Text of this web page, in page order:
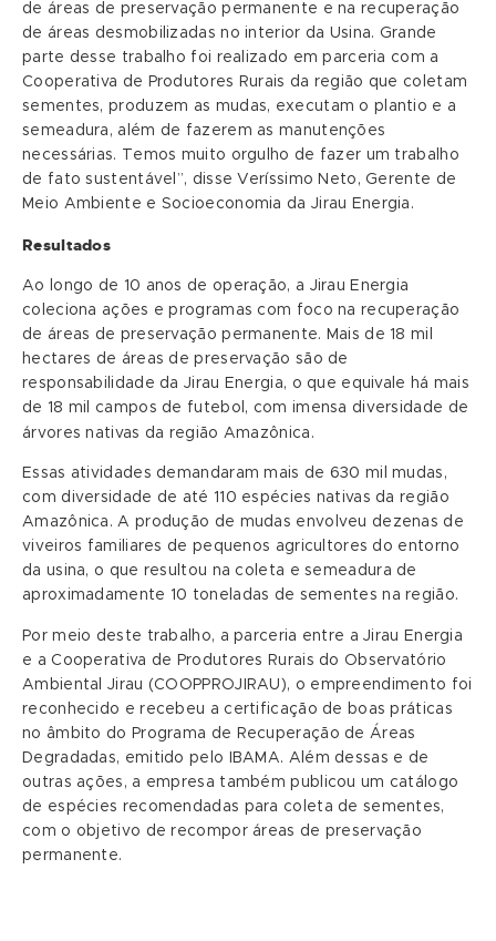
de áreas de preservação permanente e na recuperação
de áreas desmobilizadas no interior da Usina. Grande
parte desse trabalho foi realizado em parceria com a
Cooperativa de Produtores Rurais da região que coletam
sementes, produzem as mudas, executam o plantio e a
semeadura, além de fazerem as manutenções
necessárias. Temos muito orgulho de fazer um trabalho
de fato sustentável”, disse Veríssimo Neto, Gerente de
Meio Ambiente e Socioeconomia da Jirau Energia.
Resultados
Ao longo de 10 anos de operação, a Jirau Energia
coleciona ações e programas com foco na recuperação
de áreas de preservação permanente. Mais de 18 mil
hectares de áreas de preservação são de
responsabilidade da Jirau Energia, o que equivale há mais
de 18 mil campos de futebol, com imensa diversidade de
árvores nativas da região Amazônica.
Essas atividades demandaram mais de 630 mil mudas,
com diversidade de até 110 espécies nativas da região
Amazônica. A produção de mudas envolveu dezenas de
viveiros familiares de pequenos agricultores do entorno
da usina, o que resultou na coleta e semeadura de
aproximadamente 10 toneladas de sementes na região.
Por meio deste trabalho, a parceria entre a Jirau Energia
e a Cooperativa de Produtores Rurais do Observatório
Ambiental Jirau (COOPPROJIRAU), o empreendimento foi
reconhecido e recebeu a certificação de boas práticas
no âmbito do Programa de Recuperação de Áreas
Degradadas, emitido pelo IBAMA. Além dessas e de
outras ações, a empresa também publicou um catálogo
de espécies recomendadas para coleta de sementes,
com o objetivo de recompor áreas de preservação
permanente.